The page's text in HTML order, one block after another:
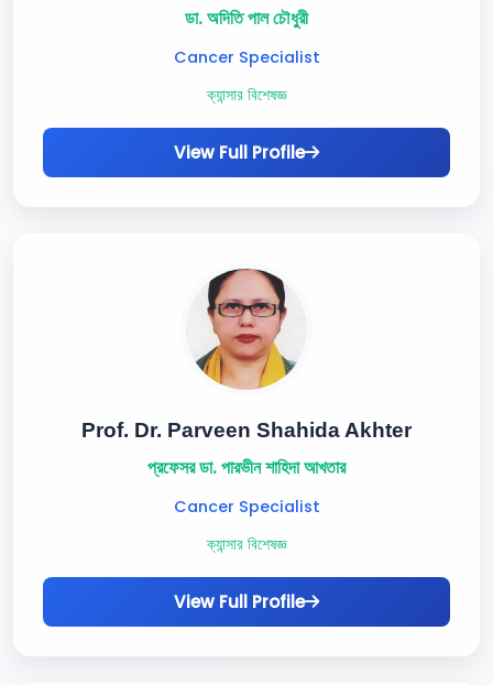
ডা. অদিতি পাল চৌধুরী
Cancer Specialist
ক্যান্সার বিশেষজ্ঞ
View Full Profile
Prof. Dr. Parveen Shahida Akhter
প্রফেসর ডা. পারভীন শাহিদা আখতার
Cancer Specialist
ক্যান্সার বিশেষজ্ঞ
View Full Profile